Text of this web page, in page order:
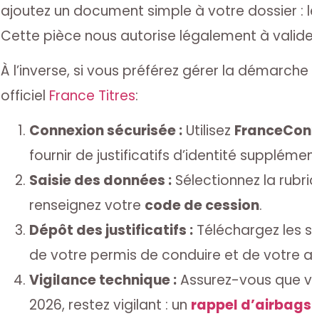
ajoutez un document simple à votre dossier :
Cette pièce nous autorise légalement à
À l’inverse, si vous préférez gérer la
officiel France Titres:
Connexion sécurisée :Utilisez
fournir de justificatifs d’identité
Saisie des données :Sélectionnez la
renseignez votre code de cession.
Dépôt des justificatifs :Téléchargez les
de votre permis de conduire et de votre
Vigilance technique :Assurez-vous que
2026, restez vigilant : un rappel